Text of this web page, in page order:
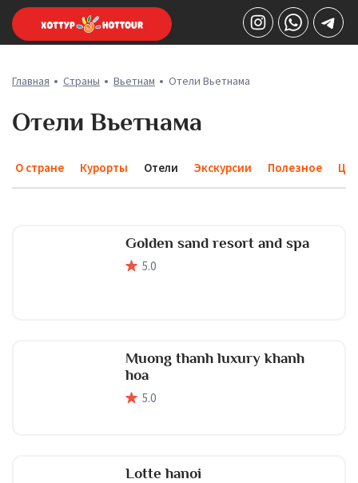
Главная Страны Вьетнам Отели Вьетнама
Отели Вьетнама
О стране Курорты Отели Экскурсии Полезное
Golden sand resort and spa
5.0
Muong thanh luxury khanh
hoa
5.0
Lotte hanoi